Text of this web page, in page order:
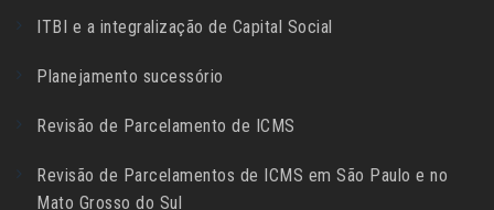
ITBI e a integralização de Capital Social
Planejamento sucessório
Revisão de Parcelamento de ICMS
Revisão de Parcelamentos de ICMS em São Paulo e no
Mato Grosso do Sul